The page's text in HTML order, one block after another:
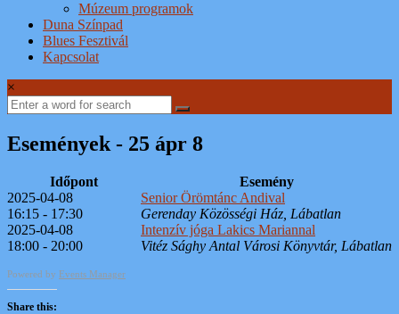
Múzeum programok
Duna Színpad
Blues Fesztivál
Kapcsolat
×
Események - 25 ápr 8
Időpont
Esemény
2025-04-08
16:15 - 17:30
Senior Örömtánc Andival
Gerenday Közösségi Ház, Lábatlan
2025-04-08
18:00 - 20:00
Intenzív jóga Lakics Mariannal
Vitéz Sághy Antal Városi Könyvtár, Lábatlan
Powered by Events Manager
Share this: